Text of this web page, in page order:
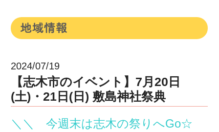
2024/07/19
【志木市のイベント】7月20日
(土)・21日(日) 敷島神社祭典
＼＼ 今週末は志木の祭りへGo☆